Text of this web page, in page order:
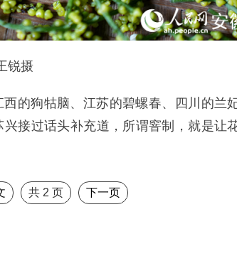
锐摄
的狗牯脑、江苏的碧螺春、四川的兰
接过话头补充道，所谓窨制，就是让
共2 页 下一页